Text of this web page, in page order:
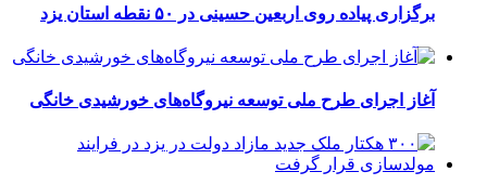
برگزاری پیاده روی اربعین حسینی در ۵۰ نقطه استان یزد
آغاز اجرای طرح ملی توسعه نیروگاه‌های خورشیدی خانگی